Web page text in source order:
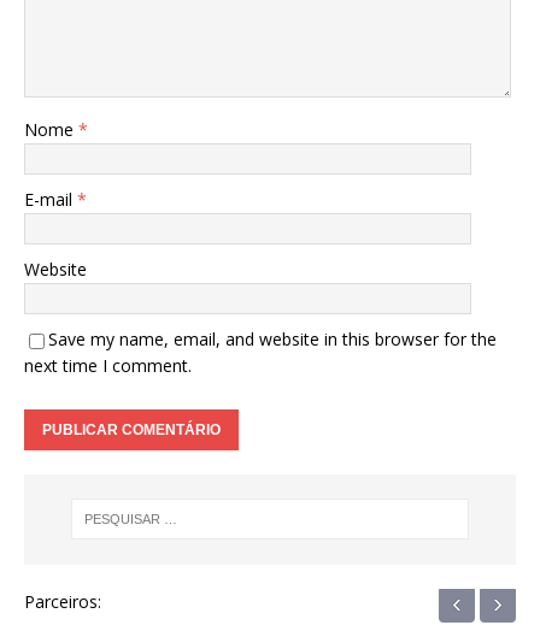
Nome *
E-mail *
Website
Save my name, email, and website in this browser for the
next time I comment.
Parceiros: ‹ ›